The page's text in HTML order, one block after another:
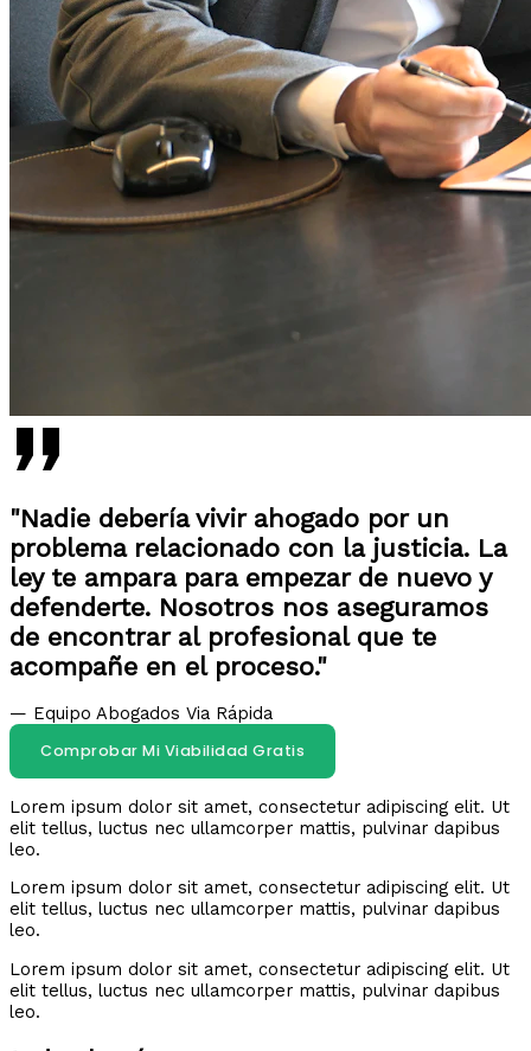
"Nadie debería vivir ahogado por un
problema relacionado con la justicia. La
ley te ampara para empezar de nuevo y
defenderte. Nosotros nos aseguramos
de encontrar al profesional que te
acompañe en el proceso."
— Equipo Abogados Via Rápida
Comprobar Mi Viabilidad Gratis
Lorem ipsum dolor sit amet, consectetur adipiscing elit. Ut
elit tellus, luctus nec ullamcorper mattis, pulvinar dapibus
leo.
Lorem ipsum dolor sit amet, consectetur adipiscing elit. Ut
elit tellus, luctus nec ullamcorper mattis, pulvinar dapibus
leo.
Lorem ipsum dolor sit amet, consectetur adipiscing elit. Ut
elit tellus, luctus nec ullamcorper mattis, pulvinar dapibus
leo.